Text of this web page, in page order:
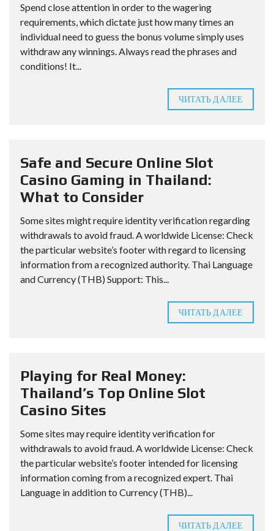
Spend close attention in order to the wagering
requirements, which dictate just how many times an
individual need to guess the bonus volume simply uses
withdraw any winnings. Always read the phrases and
conditions! It...
ЧИТАТЬ ДАЛЕЕ
Safe and Secure Online Slot
Casino Gaming in Thailand:
What to Consider
Some sites might require identity verification regarding
withdrawals to avoid fraud. A worldwide License: Check
the particular website’s footer with regard to licensing
information from a recognized authority. Thai Language
and Currency (THB) Support: This...
ЧИТАТЬ ДАЛЕЕ
Playing for Real Money:
Thailand’s Top Online Slot
Casino Sites
Some sites may require identity verification for
withdrawals to avoid fraud. A worldwide License: Check
the particular website’s footer intended for licensing
information coming from a recognized expert. Thai
Language in addition to Currency (THB)...
ЧИТАТЬ ДАЛЕЕ